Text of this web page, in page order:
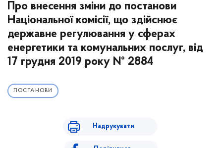
Про внесення зміни до постанови
Національної комісії, що здійснює
державне регулювання у сферах
енергетики та комунальних послуг, від
17 грудня 2019 року № 2884
ПОСТАНОВИ
Надрукувати